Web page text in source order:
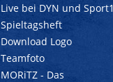
Live bei DYN und Sport1
Spieltagsheft
Download Logo
Teamfoto
MORiTZ - Das